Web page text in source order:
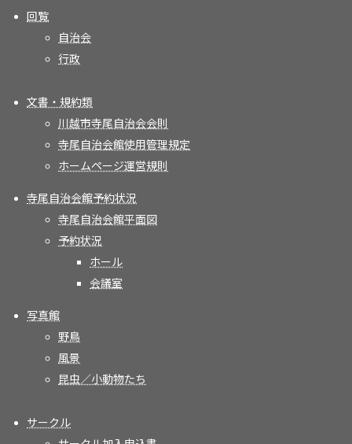
回覧
自治会
行政
文書・規約類
川越市寺尾自治会会則
寺尾自治会館使用管理規定
ホームページ運営規則
寺尾自治会館予約状況
寺尾自治会館平面図
予約状況
ホール
会議室
写真館
野鳥
風景
昆虫／小動物たち
サークル